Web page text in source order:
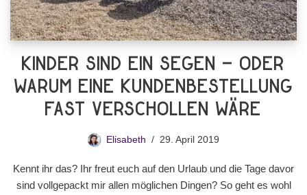
Kinder sind ein Segen – oder
warum eine Kundenbestellung
fast verschollen wäre
Elisabeth 29. April 2019
Kennt ihr das? Ihr freut euch auf den Urlaub und die Tage davor
sind vollgepackt mir allen möglichen Dingen? So geht es wohl